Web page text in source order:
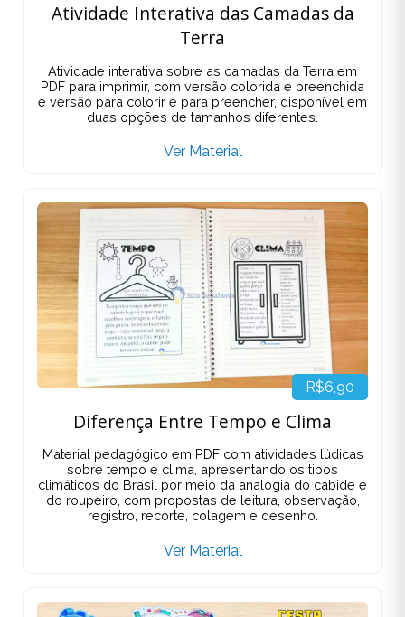
Atividade Interativa das Camadas da
Terra
Atividade interativa sobre as camadas da Terra em
PDF para imprimir, com versão colorida e preenchida
e versão para colorir e para preencher, disponível em
duas opções de tamanhos diferentes.
Ver Material
R$6,90
Diferença Entre Tempo e Clima
Material pedagógico em PDF com atividades lúdicas
sobre tempo e clima, apresentando os tipos
climáticos do Brasil por meio da analogia do cabide e
do roupeiro, com propostas de leitura, observação,
registro, recorte, colagem e desenho.
Ver Material